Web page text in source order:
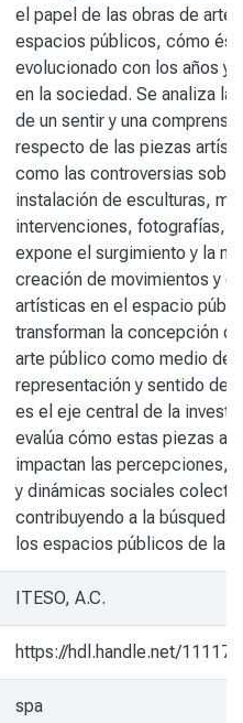
el papel de las obras de arte
espacios públicos, cómo
evolucionado con los años y
en la sociedad. Se analiza la
de un sentir y una
respecto de las piezas
como las controversias
instalación de esculturas,
intervenciones, fotografías,
expone el surgimiento y la
creación de movimientos y
artísticas en el espacio
transforman la concepción
arte público como medio de
representación y sentido de
es el eje central de la
evalúa cómo estas piezas
impactan las percepciones,
y dinámicas sociales
contribuyendo a la búsqueda
los espacios públicos de la
ITESO, A.C.
https://hdl.handle.net/11117/
spa